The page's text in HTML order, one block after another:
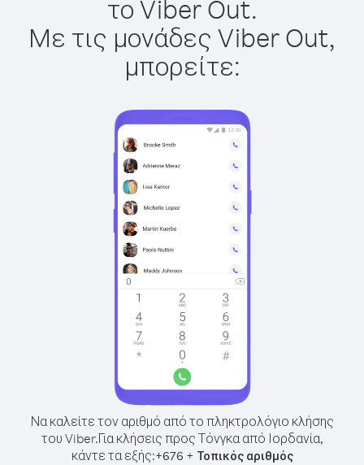
το Viber Out.
Με τις μονάδες Viber Out,
μπορείτε:
Να καλείτε τον αριθμό από το πληκτρολόγιο κλήσης
του Viber.Για κλήσεις προς Τόνγκα από Ιορδανία,
κάντε τα εξής:+676 + Τοπικός αριθμός